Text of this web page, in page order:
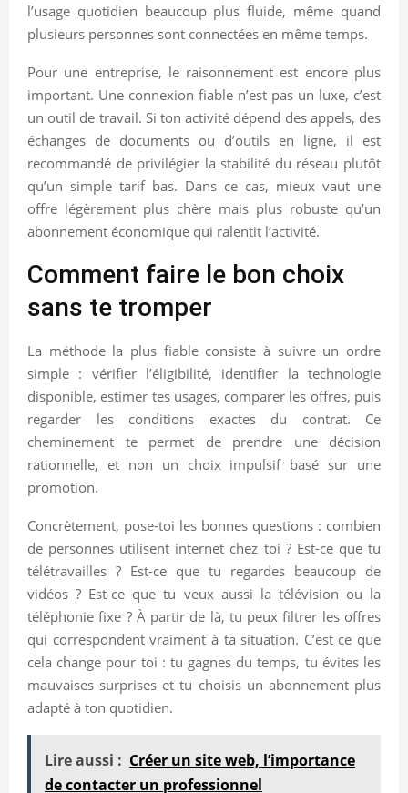
l’usage quotidien beaucoup plus fluide, même quand
plusieurs personnes sont connectées en même temps.
Pour une entreprise, le raisonnement est encore plus
important. Une connexion fiable n’est pas un luxe, c’est
un outil de travail. Si ton activité dépend des appels, des
échanges de documents ou d’outils en ligne, il est
recommandé de privilégier la stabilité du réseau plutôt
qu’un simple tarif bas. Dans ce cas, mieux vaut une
offre légèrement plus chère mais plus robuste qu’un
abonnement économique qui ralentit l’activité.
Comment faire le bon choix
sans te tromper
La méthode la plus fiable consiste à suivre un ordre
simple : vérifier l’éligibilité, identifier la technologie
disponible, estimer tes usages, comparer les offres, puis
regarder les conditions exactes du contrat. Ce
cheminement te permet de prendre une décision
rationnelle, et non un choix impulsif basé sur une
promotion.
Concrètement, pose-toi les bonnes questions : combien
de personnes utilisent internet chez toi ? Est-ce que tu
télétravailles ? Est-ce que tu regardes beaucoup de
vidéos ? Est-ce que tu veux aussi la télévision ou la
téléphonie fixe ? À partir de là, tu peux filtrer les offres
qui correspondent vraiment à ta situation. C’est ce que
cela change pour toi : tu gagnes du temps, tu évites les
mauvaises surprises et tu choisis un abonnement plus
adapté à ton quotidien.
Lire aussi : Créer un site web, l’importance
de contacter un professionnel